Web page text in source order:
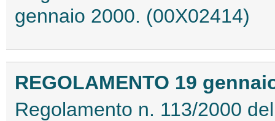
gennaio 2000. (00X02414)
REGOLAMENTO 19
Regolamento n. 113/2000